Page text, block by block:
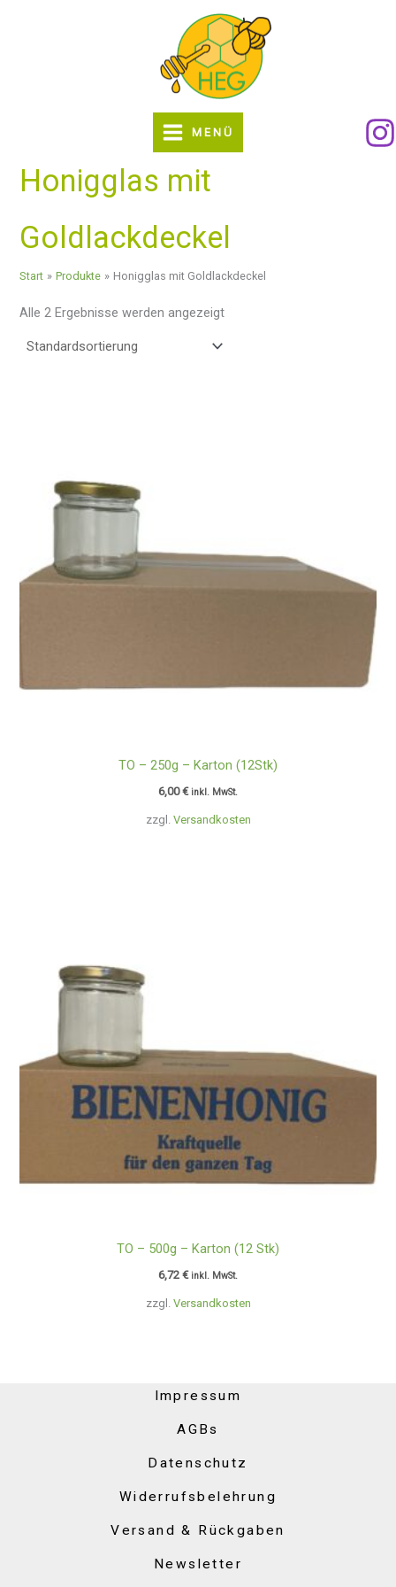
MENÜ
Honigglas mit
Goldlackdeckel
Start Produkte Honigglas mit Goldlackdeckel
Alle 2 Ergebnisse werden angezeigt
zzgl. Versandkosten
TO – 250g – Karton (12Stk)
6,00€ inkl. MwSt.
zzgl. Versandkosten
TO – 500g – Karton (12 Stk)
6,72 € inkl. MwSt.
Impressum
AGBs
Datenschutz
Widerrufsbelehrung
Versand & Rückgaben
Newsletter